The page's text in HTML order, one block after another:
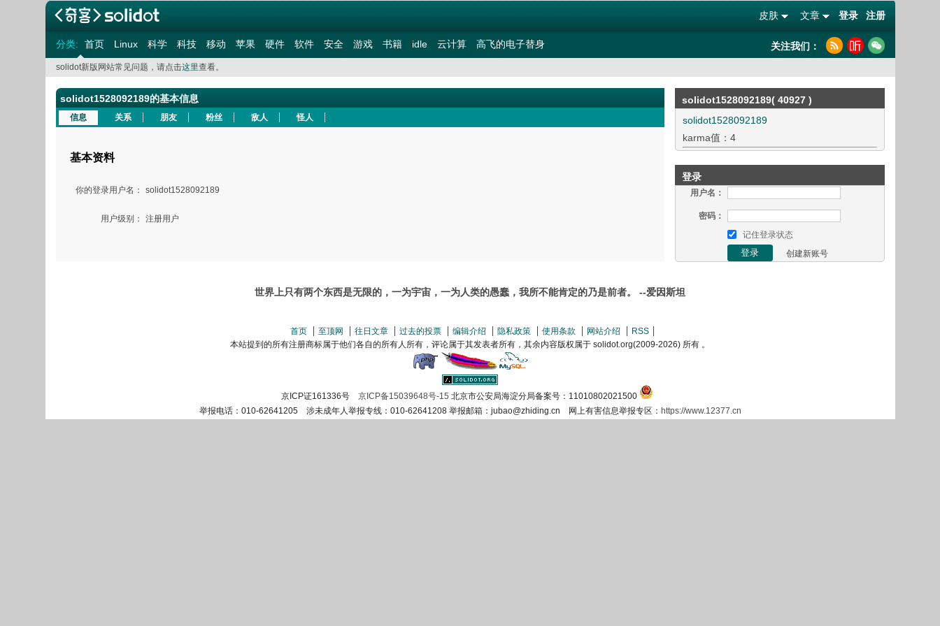
登录 注册
文章
皮肤
分类: 首页 Linux 科学 科技 移动 苹果 硬件 软件 安全 游戏 书籍 idle 云计算 高飞的电子替身 关注我们：
solidot新版网站常见问题，请点击这里查看。
solidot1528092189( 40927 )
solidot1528092189
karma值：4
登录
用户名：
密码：
记住登录状态
创建新账号
solidot1528092189的基本信息
信息 关系 朋友 粉丝 敌人 怪人
基本资料
你的登录用户名： solidot1528092189
用户级别： 注册用户
世界上只有两个东西是无限的，一为宇宙，一为人类的愚蠢，我所不能肯定的乃是前者。 --爱因斯坦
首页 至顶网 往日文章 过去的投票 编辑介绍 隐私政策 使用条款 网站介绍
RSS
本站提到的所有注册商标属于他们各自的所有人所有，评论属于其发表者所有，其余内容版权属于 solidot.org(2009-2026) 所有 。
京ICP证161336号 京ICP备15039648号-15 北京市公安局海淀分局备案号：11010802021500
举报电话：010-62641205 涉未成年人举报专线：010-62641208 举报邮箱：jubao@zhiding.cn 网上有害信息举报专区： https://www.12377.cn